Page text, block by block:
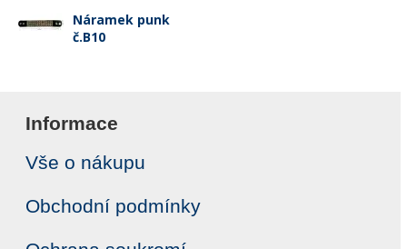
Náramek punk
č.B10
Informace
Vše o nákupu
Obchodní podmínky